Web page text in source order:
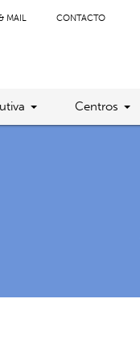
MAIL CONTACTO
Centros